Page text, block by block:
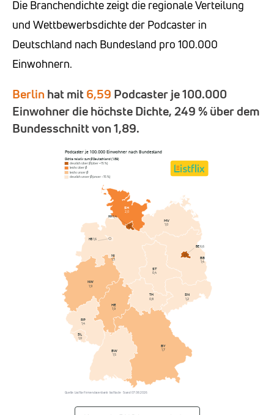
Die Branchendichte zeigt die regionale Verteilung
und Wettbewerbsdichte der Podcaster in
Deutschland nach Bundesland pro 100.000
Einwohnern.
Berlin hat mit6,59 Podcaster je 100.000
Einwohner die höchste Dichte, 249 % über dem
Bundesschnitt von 1,89.
Podcaster je 100.000 Einwohner nach Bundesland
Dichte relativ zum Ø Deutschland (1,89)
deutlich über Ø (über +15 %)
leicht über Ø
leicht unter Ø
deutlich unter Ø (unter −15 %)
BW
1,5
BY
1,7
BB
1,4
HE
1,9
MV
1,0
NI
1,3
NW
1,9
RP
1,4
SL
1,0
ST
0,4
SN
1,2
SH
2,0
TH
0,8
BE6,6
HB1,6
HH6,4
Quelle: Listflix-Firmendatenbank · listflix.de · Stand 07.08.2026